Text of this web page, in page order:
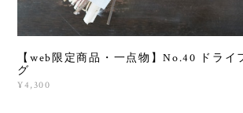
【web限定商品・一点物】No.40 ドライ
グ
¥4,300